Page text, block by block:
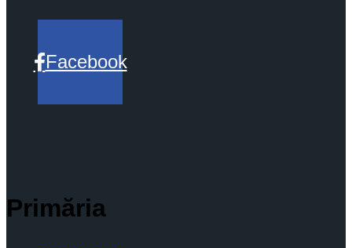
Facebook
Primăria